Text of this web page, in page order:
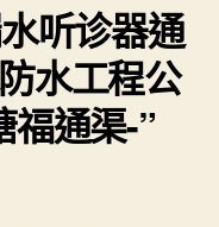
听诊器通
水工程公
福通渠-”